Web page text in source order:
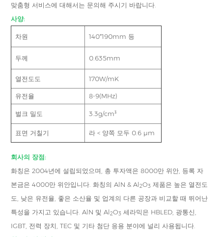
맞춤형 서비스에 대해서는 문의해 주시기 바랍니다.
사양:
차원 140*190mm 등
두께 0.635mm
열전도도 170W/mK
유전율 8-9(MHz)
벌크 밀도 3.3g/cm³
표면 거칠기 라 < 양쪽 모두 0.6 μm
회사의 장점:
화칭은 2004년에 설립되었으며, 총 투자액은 8000만 위안, 등록 자
본금은 4000만 위안입니다. 화칭의 AlN & Al2O3 제품은 높은 열전도
도, 낮은 유전율, 좋은 소산율 및 업계의 다른 공장과 비교할 때 뛰어난
특성을 가지고 있습니다. AlN 및 Al2O3 세라믹은 HBLED, 광통신,
IGBT, 전력 장치, TEC 및 기타 첨단 응용 분야에 널리 사용됩니다.